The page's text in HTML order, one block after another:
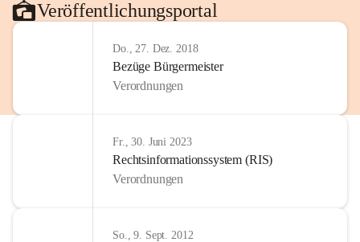
Veröffentlichungsportal
Do., 27. Dez. 2018
Bezüge Bürgermeister
Verordnungen
Fr., 30. Juni 2023
Rechtsinformationssystem (RIS)
Verordnungen
So., 9. Sept. 2012